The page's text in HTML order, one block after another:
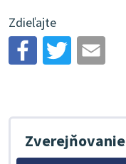
Zdieľajte
Zverejňovanie